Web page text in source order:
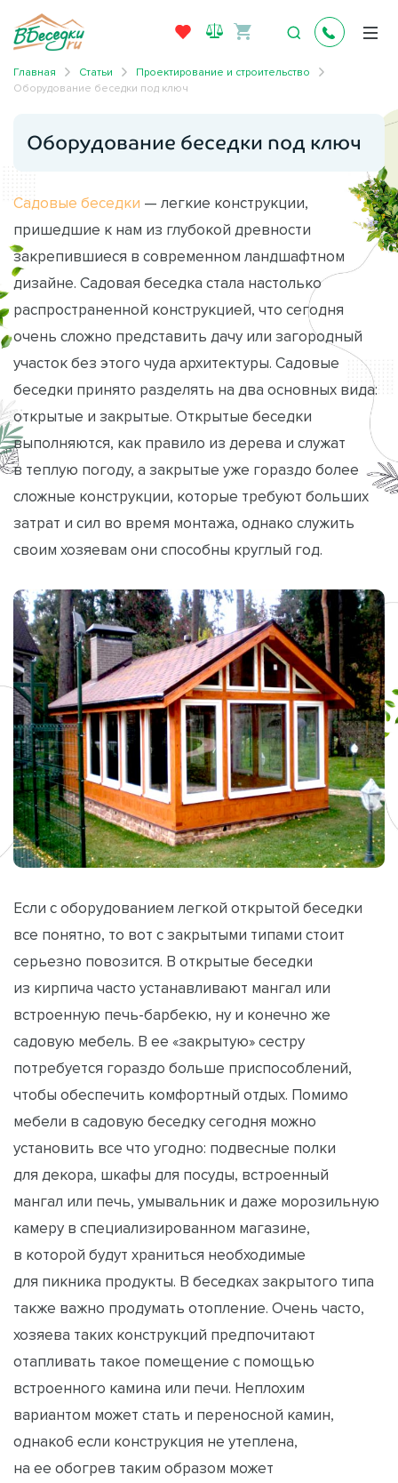
Главная Статьи
Проектирование и строительство
Оборудование беседки под ключ
Оборудование беседки под ключ
Садовые беседки — легкие конструкции,
пришедшие к нам из глубокой древности
закрепившиеся в современном ландшафтном
дизайне. Садовая беседка стала настолько
распространенной конструкцией, что сегодня
очень сложно представить дачу или загородный
участок без этого чуда архитектуры. Садовые
беседки принято разделять на два основных вида:
открытые и закрытые. Открытые беседки
выполняются, как правило из дерева и служат
в теплую погоду, а закрытые уже гораздо более
сложные конструкции, которые требуют больших
затрат и сил во время монтажа, однако служить
своим хозяевам они способны круглый год.
Если с оборудованием легкой открытой беседки
все понятно, то вот с закрытыми типами стоит
серьезно повозится. В открытые беседки
из кирпича часто устанавливают мангал или
встроенную печь-барбекю, ну и конечно же
садовую мебель. В ее «закрытую» сестру
потребуется гораздо больше приспособлений,
чтобы обеспечить комфортный отдых. Помимо
мебели в садовую беседку сегодня можно
установить все что угодно: подвесные полки
для декора, шкафы для посуды, встроенный
мангал или печь, умывальник и даже морозильную
камеру в специализированном магазине,
в которой будут храниться необходимые
для пикника продукты. В беседках закрытого типа
также важно продумать отопление. Очень часто,
хозяева таких конструкций предпочитают
отапливать такое помещение с помощью
встроенного камина или печи. Неплохим
вариантом может стать и переносной камин,
однако6 если конструкция не утеплена,
на ее обогрев таким образом может